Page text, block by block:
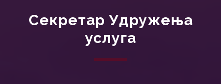
Секретар Удружења
услуга